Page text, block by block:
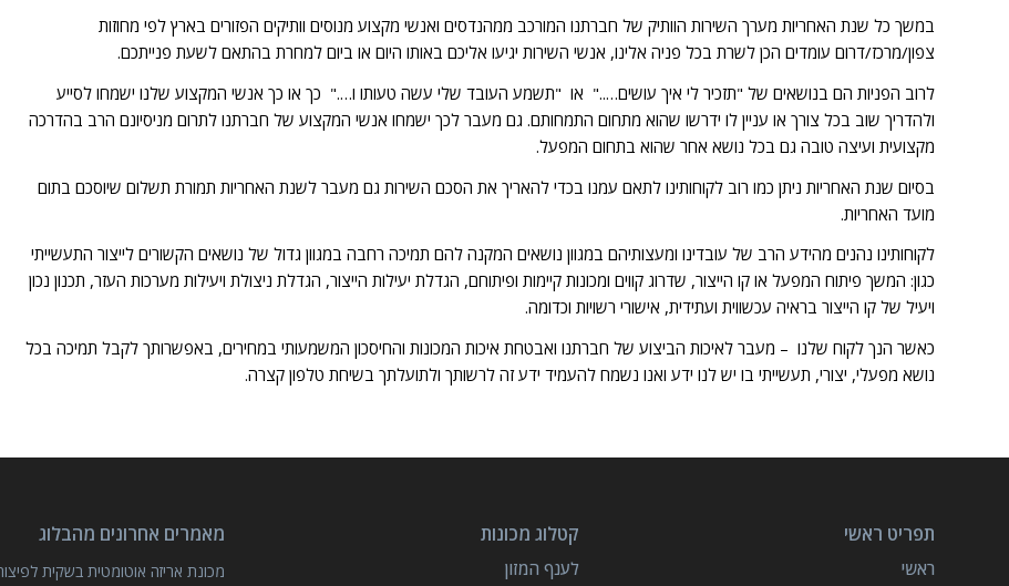
במשך כל שנת האחריות מערך השירות הוותיק של חברתנו המורכב ממהנדסים ואנשי מקצוע מנוסים וותיקים הפזורים בארץ לפי מחוזות
צפון/מרכז/דרום עומדים הכן לשרת בכל פניה אלינו, אנשי השירות יגיעו אליכם באותו היום או ביום למחרת בהתאם לשעת פנייתכם.
לרוב הפניות הם בנושאים של "תזכיר לי איך עושים….." או "תשמע העובד שלי עשה טעותו ו…." כך או כך אנשי המקצוע שלנו ישמחו לסייע
ולהדריך שוב בכל צורך או עניין לו ידרשו שהוא מתחום התמחותם. גם מעבר לכך ישמחו אנשי המקצוע של חברתנו לתרום מניסיונם הרב בהדרכה
מקצועית ועיצה טובה גם בכל נושא אחר שהוא בתחום המפעל.
בסיום שנת האחריות ניתן כמו רוב לקוחותינו לתאם עמנו בכדי להאריך את הסכם השירות גם מעבר לשנת האחריות תמורת תשלום שיוסכם בתום
מועד האחריות.
לקוחותינו נהנים מהידע הרב של עובדינו ומעצותיהם במגוון נושאים המקנה להם תמיכה רחבה במגוון גדול של נושאים הקשורים לייצור התעשייתי
כגון: המשך פיתוח המפעל או קו הייצור, שדרוג קווים ומכונות קיימות ופיתוחם, הגדלת יעילות הייצור, הגדלת ניצולת ויעילות מערכות העזר, תכנון נכון
ויעיל של קו הייצור בראיה עכשווית ועתידית, אישורי רשויות וכדומה.
כאשר הנך לקוח שלנו – מעבר לאיכות הביצוע של חברתנו ואבטחת איכות המכונות והחיסכון המשמעותי במחירים, באפשרותך לקבל תמיכה בכל
נושא מפעלי, יצורי, תעשייתי בו יש לנו ידע ואנו נשמח להעמיד ידע זה לרשותך ולתועלתך בשיחת טלפון קצרה.
תפריט ראשי
ראשי
קטלוג מכונות
לענף המזון
מאמרים אחרונים מהבלוג
מכונת אריזה אוטומטית בשקית